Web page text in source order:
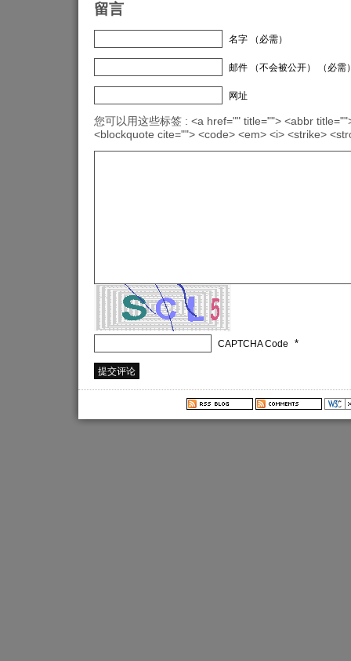
留言
名字 （必需）
邮件 （不会被公开） （必需
网址
您可以用这些标签 : <a href="" title=""> <abbr
<blockquote cite=""> <code> <em> <i> <strike>
CAPTCHA Code *